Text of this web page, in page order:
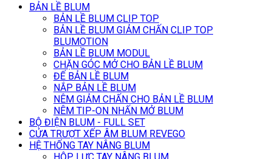
BẢN LỀ BLUM
BẢN LỀ BLUM CLIP TOP
BẢN LỀ BLUM GIẢM CHẤN CLIP TOP
BLUMOTION
BẢN LỀ BLUM MODUL
CHẶN GÓC MỞ CHO BẢN LỀ BLUM
ĐẾ BẢN LỀ BLUM
NẮP BẢN LỀ BLUM
NÊM GIẢM CHẤN CHO BẢN LỀ BLUM
NÊM TIP-ON NHẤN MỞ BLUM
BỘ ĐIỆN BLUM - FULL SET
CỬA TRƯỢT XẾP ÂM BLUM REVEGO
HỆ THỐNG TAY NÂNG BLUM